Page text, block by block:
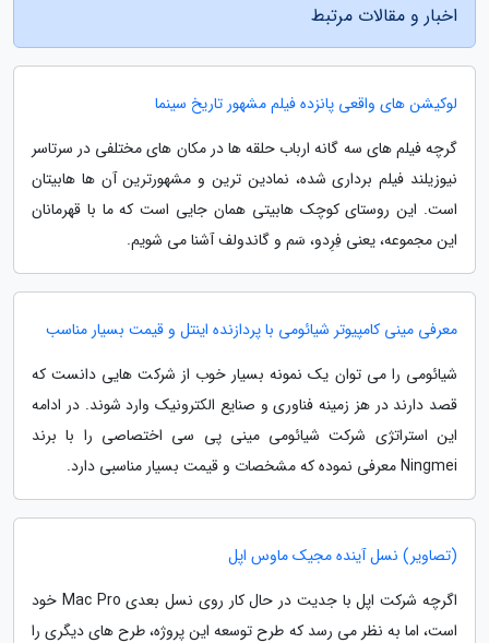
اخبار و مقالات مرتبط
لوکیشن های واقعی پانزده فیلم مشهور تاریخ سینما
گرچه فیلم های سه گانه ارباب حلقه ها در مکان های مختلفی در سرتاسر
نیوزیلند فیلم برداری شده، نمادین ترین و مشهورترین آن ها هابیتان
است. این روستای کوچک هابیتی همان جایی است که ما با قهرمانان
این مجموعه، یعنی فِرِدو، سَم و گاندولف آشنا می شویم.
معرفی مینی کامپیوتر شیائومی با پردازنده اینتل و قیمت بسیار مناسب
شیائومی را می توان یک نمونه بسیار خوب از شرکت هایی دانست که
قصد دارند در هز زمینه فناوری و صنایع الکترونیک وارد شوند. در ادامه
این استراتژی شرکت شیائومی مینی پی سی اختصاصی را با برند
Ningmei معرفی نموده که مشخصات و قیمت بسیار مناسبی دارد.
(تصاویر) نسل آینده مجیک ماوس اپل
اگرچه شرکت اپل با جدیت در حال کار روی نسل بعدی Mac Pro خود
است، اما به نظر می رسد که طرح توسعه این پروژه، طرح های دیگری را